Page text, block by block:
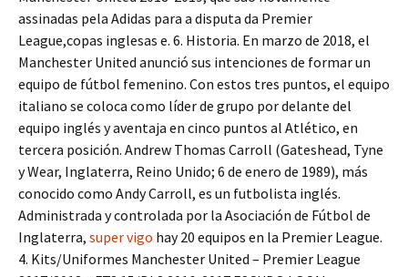
assinadas pela Adidas para a disputa da Premier
League,copas inglesas e. 6. Historia. En marzo de 2018, el
Manchester United anunció sus intenciones de formar un
equipo de fútbol femenino. Con estos tres puntos, el equipo
italiano se coloca como líder de grupo por delante del
equipo inglés y aventaja en cinco puntos al Atlético, en
tercera posición. Andrew Thomas Carroll (Gateshead, Tyne
y Wear, Inglaterra, Reino Unido; 6 de enero de 1989), más
conocido como Andy Carroll, es un futbolista inglés.
Administrada y controlada por la Asociación de Fútbol de
Inglaterra, super vigo hay 20 equipos en la Premier League.
4. Kits/Uniformes Manchester United – Premier League